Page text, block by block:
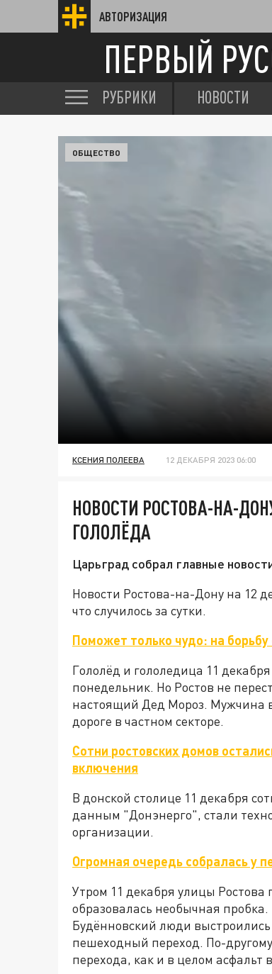
АВТОРИЗАЦИЯ
ПЕРВЫЙ
РУБРИКИ НОВОСТИ
ОБЩЕСТВО
КСЕНИЯ ПОЛЕЕВА 12 ДЕКАБРЯ 2023 06:00
НОВОСТИ РОСТОВА-НА-
ГОЛОЛЁДА
Царьград собрал главные
Новости Ростова-на-Дону на 12
что случилось за сутки.
Поможет только чудо: на
Гололёд и гололедица 11
понедельник. Но Ростов не
настоящий Дед Мороз. Мужчина
дороге в частном секторе.
Сотни ростовских домов
включения
В донской столице 11 декабря
данным "Донэнерго", стали
организации.
Огромная очередь собралась у
Утром 11 декабря улицы Ростова
образовалась необычная
Будённовский люди
пешеходный переход. По-другому
перехода, как и в целом асфальт